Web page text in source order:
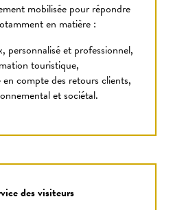
mobilisée pour répondre
en matière :
personnalisé et professionnel,
touristique,
en compte des retours clients,
et sociétal.
des visiteurs